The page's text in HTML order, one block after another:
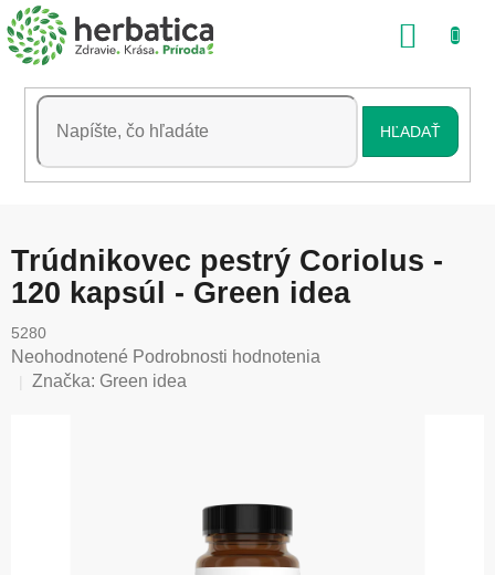
Prejsť
na
obsah
HĽADAŤ
Trúdnikovec pestrý Coriolus -
120 kapsúl - Green idea
5280
Priemerné
hodnotenie
Neohodnotené Podrobnosti hodnotenia
Značka: Green idea